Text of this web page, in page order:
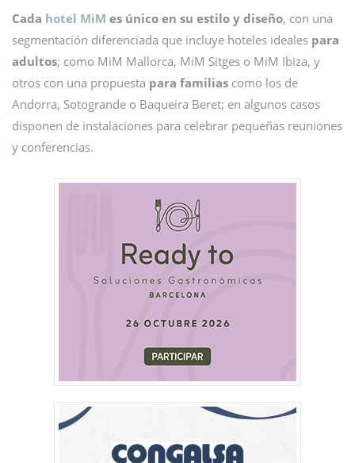
Cada hotel MiM es único en su estilo y diseño, con una
segmentación diferenciada que incluye hoteles ideales para
adultos; como MiM Mallorca, MiM Sitges o MiM Ibiza, y
otros con una propuesta para familias como los de
Andorra, Sotogrande o Baqueira Beret; en algunos casos
disponen de instalaciones para celebrar pequeñas reuniones
y conferencias.